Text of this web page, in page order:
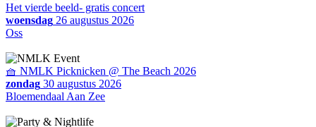
Het vierde beeld- gratis concert
woensdag 26 augustus 2026
Oss
🧺 NMLK Picknicken @ The Beach 2026
zondag 30 augustus 2026
Bloemendaal Aan Zee